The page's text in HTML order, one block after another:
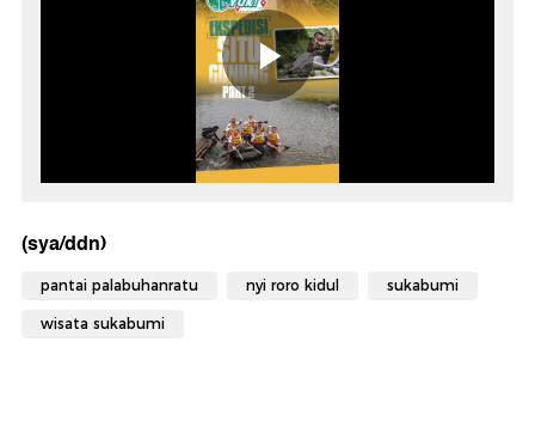
(sya/ddn)
pantai palabuhanratu nyi roro kidul sukabumi
wisata sukabumi